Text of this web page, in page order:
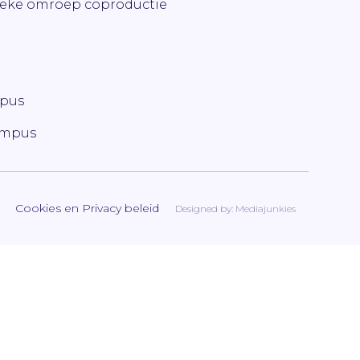
omroep coproductie
Cookies en Privacy beleid Designed by: Mediajunkies